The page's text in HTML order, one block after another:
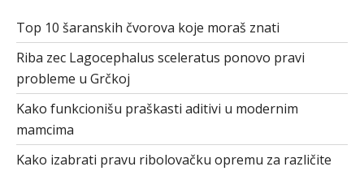
Top 10 šaranskih čvorova koje moraš znati
Riba zec Lagocephalus sceleratus ponovo pravi
probleme u Grčkoj
Kako funkcionišu praškasti aditivi u modernim
mamcima
Kako izabrati pravu ribolovačku opremu za različite